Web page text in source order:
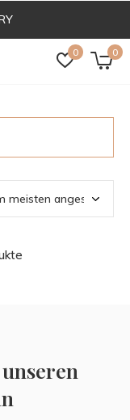
0 0